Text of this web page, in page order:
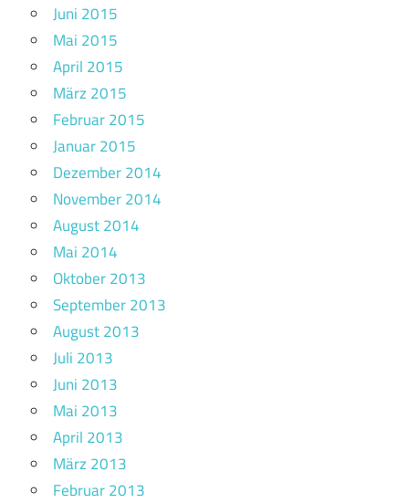
Juni 2015
Mai 2015
April 2015
März 2015
Februar 2015
Januar 2015
Dezember 2014
November 2014
August 2014
Mai 2014
Oktober 2013
September 2013
August 2013
Juli 2013
Juni 2013
Mai 2013
April 2013
März 2013
Februar 2013